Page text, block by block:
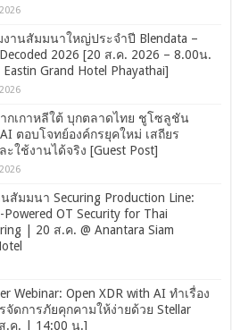
านสัมมนาใหญ่ประจำปี Blendata –
2026 [20 ส.ค. 2026 – 8.00น.
Grand Hotel Phayathai]
ากเกาหลีใต้ บุกตลาดไทย ชูโซลูชัน
AI ตอบโจทย์องค์กรยุคใหม่ เสถียร
ใช้งานได้จริง [Guest Post]
สัมมนา Securing Production Line:
OT Security for Thai
| 20 ส.ค. @ Anantara Siam
Webinar: Open XDR with AI ทำเรื่อง
จัดการภัยคุกคามให้ง่ายด้วย Stellar
.ค. | 14:00 น.]